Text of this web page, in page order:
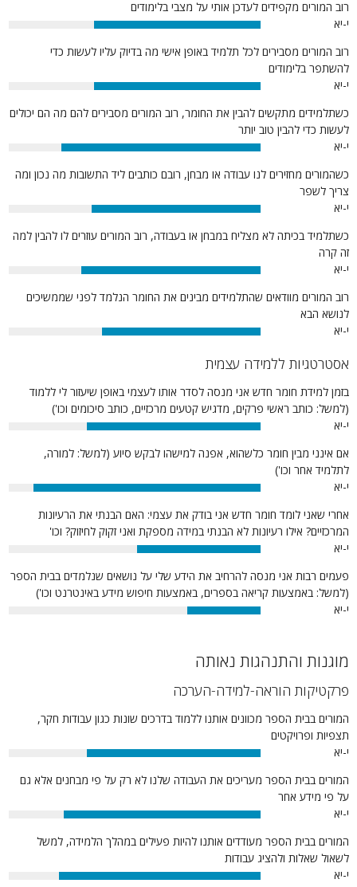
רוב המורים מקפידים לעדכן אותי על מצבי בלימודים
י-יא
66%
רוב המורים מסבירים לכל תלמיד באופן אישי מה בדיוק עליו לעשות כדי
להשתפר בלימודים
י-יא
66%
כשתלמידים מתקשים להבין את החומר, רוב המורים מסבירים להם מה הם יכולים
לעשות כדי להבין טוב יותר
י-יא
79%
כשהמורים מחזירים לנו עבודה או מבחן, רובם כותבים ליד התשובות מה נכון ומה
צריך לשפר
י-יא
67%
כשתלמיד בכיתה לא מצליח במבחן או בעבודה, רוב המורים עוזרים לו להבין למה
זה קרה
י-יא
71%
רוב המורים מוודאים שהתלמידים מבינים את החומר הנלמד לפני שממשיכים
לנושא הבא
י-יא
63%
אסטרטגיות ללמידה עצמית
בזמן למידת חומר חדש אני מנסה לסדר אותו לעצמי באופן שיעזור לי ללמוד
(למשל: כותב ראשי פרקים, מדגיש קטעים מרכזיים, כותב סיכומים וכו')
י-יא
69%
אם אינני מבין חומר כלשהוא, אפנה למישהו לבקש סיוע (למשל: למורה,
לתלמיד אחר וכו')
י-יא
90%
אחרי שאני לומד חומר חדש אני בודק את עצמי: האם הבנתי את הרעיונות
המרכזיים? אילו רעיונות לא הבנתי במידה מספקת ואני זקוק לחיזוק? וכו'
י-יא
49%
פעמים רבות אני מנסה להרחיב את הידע שלי על נושאים שנלמדים בבית הספר
(למשל: באמצעות קריאה בספרים, באמצעות חיפוש מידע באינטרנט וכו')
י-יא
29%
מוגנות והתנהגות נאותה
פרקטיקות הוראה-למידה-הערכה
המורים בבית הספר מכוונים אותנו ללמוד בדרכים שונות כגון עבודות חקר,
תצפיות ופרויקטים
י-יא
69%
המורים בבית הספר מעריכים את העבודה שלנו לא רק על פי מבחנים אלא גם
על פי מידע אחר
י-יא
78%
המורים בבית הספר מעודדים אותנו להיות פעילים במהלך הלמידה, למשל
לשאול שאלות ולהציג עבודות
י-יא
80%